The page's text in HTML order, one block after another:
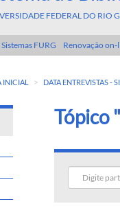
FEDERAL DO RIO
Sistemas FURG Renovação on-
INICIAL > DATA ENTREVISTAS -
Tópico